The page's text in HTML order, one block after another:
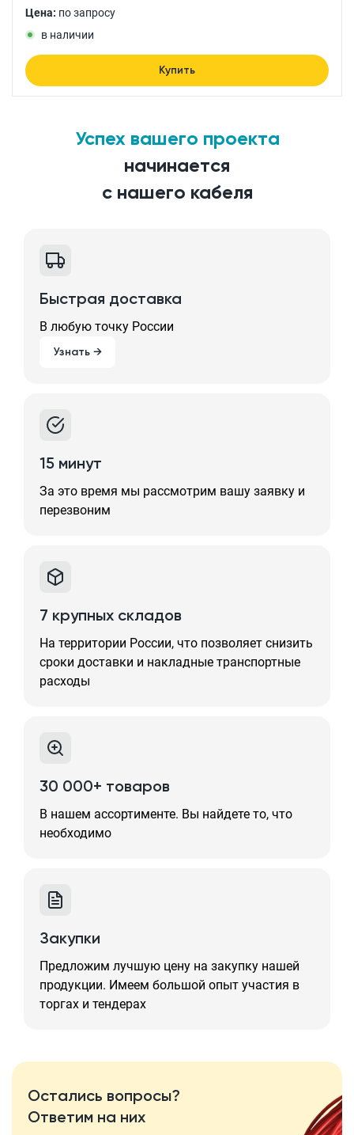
Цена: по запросу
в наличии
Купить
Успех вашего проекта
начинается
с нашего кабеля
Быстрая доставка
В любую точку России
Узнать →
15 минут
За это время мы рассмотрим вашу заявку и
перезвоним
7 крупных складов
На территории России, что позволяет снизить
сроки доставки и накладные транспортные
расходы
30 000+ товаров
В нашем ассортименте. Вы найдете то, что
необходимо
Закупки
Предложим лучшую цену на закупку нашей
продукции. Имеем большой опыт участия в
торгах и тендерах
Остались вопросы?
Ответим на них